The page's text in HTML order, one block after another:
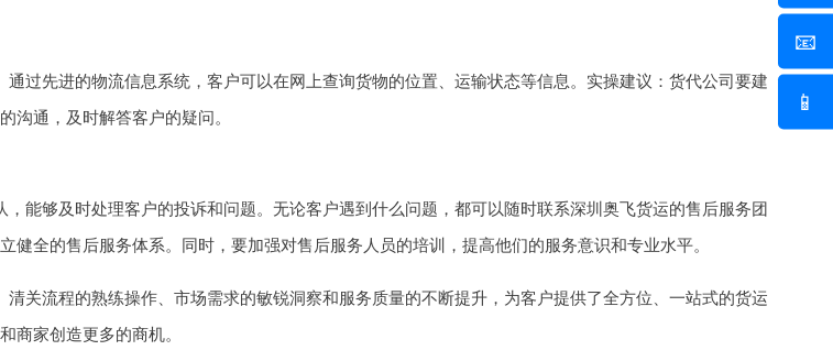
📧
📱
过先进的物流信息系统，客户可以在网上查询货物的位置、运输状态等信息。实操建议：货代公司要建
沟通，及时解答客户的疑问。
能够及时处理客户的投诉和问题。无论客户遇到什么问题，都可以随时联系深圳奥飞货运的售后服务团
全的售后服务体系。同时，要加强对售后服务人员的培训，提高他们的服务意识和专业水平。
关流程的熟练操作、市场需求的敏锐洞察和服务质量的不断提升，为客户提供了全方位、一站式的货运
商家创造更多的商机。